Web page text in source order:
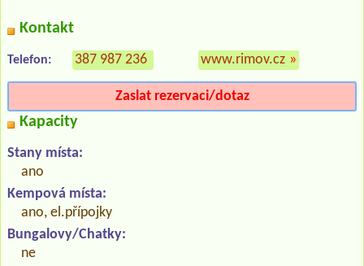
Kontakt
Telefon: 387 987 236 www.rimov.cz »
Zaslat rezervaci/dotaz
Kapacity
Stany místa:
ano
Kempová místa:
ano, el.přípojky
Bungalovy/Chatky:
ne